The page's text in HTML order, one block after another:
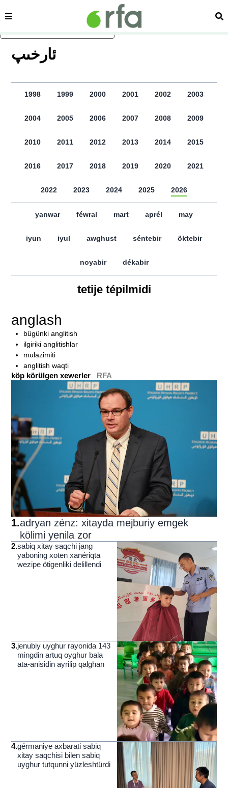
asasliq mezmungha atlang
sehipe
ﺋﺎﺭﺧﯩﭗ
1998 1999 2000 2001 2002 2003
2004 2005 2006 2007 2008 2009
2010 2011 2012 2013 2014 2015
2016 2017 2018 2019 2020 2021
2022 2023 2024 2025 2026
yanwar féwral mart aprél may
iyun iyul awghust séntebir öktebir
noyabir dékabir
tetije tépilmidi
anglash
bügünki anglitish
ilgiriki anglitishlar
mulazimiti
anglitish waqti
köp körülgen xewerler RFA
1.adryan zénz: xitayda mejburiy emgek
kölimi yenila zor
2.sabiq xitay saqchi jang
yaboning xoten xanériqta
wezipe ötigenliki delillendi
3.jenubiy uyghur rayonida 143
mingdin artuq oyghur bala
ata-anisidin ayrilip qalghan
4.gérmaniye axbarati sabiq
xitay saqchisi bilen sabiq
uyghur tutqunni yüzleshtürdi